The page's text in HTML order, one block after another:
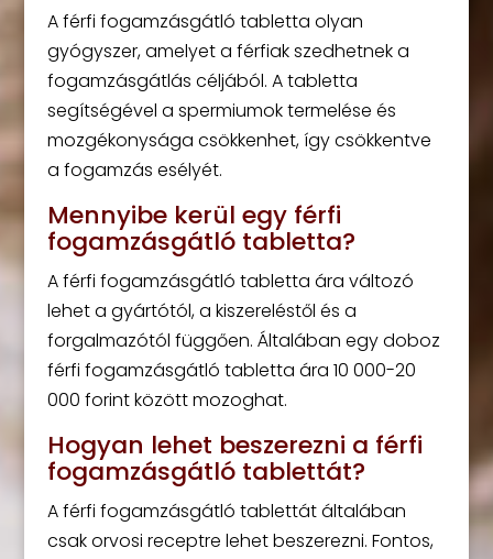
A férfi fogamzásgátló tabletta olyan
gyógyszer, amelyet a férfiak szedhetnek a
fogamzásgátlás céljából. A tabletta
segítségével a spermiumok termelése és
mozgékonysága csökkenhet, így csökkentve
a fogamzás esélyét.
Mennyibe kerül egy férfi
fogamzásgátló tabletta?
A férfi fogamzásgátló tabletta ára változó
lehet a gyártótól, a kiszereléstől és a
forgalmazótól függően. Általában egy doboz
férfi fogamzásgátló tabletta ára 10 000-20
000 forint között mozoghat.
Hogyan lehet beszerezni a férfi
fogamzásgátló tablettát?
A férfi fogamzásgátló tablettát általában
csak orvosi receptre lehet beszerezni. Fontos,